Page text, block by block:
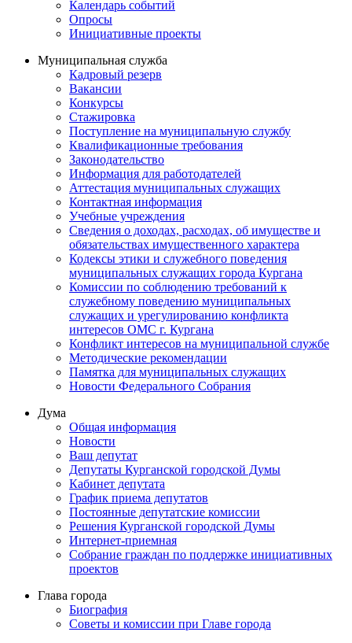
Календарь событий
Опросы
Инициативные проекты
Муниципальная служба
Кадровый резерв
Вакансии
Конкурсы
Стажировка
Поступление на муниципальную службу
Квалификационные требования
Законодательство
Информация для работодателей
Аттестация муниципальных служащих
Контактная информация
Учебные учреждения
Сведения о доходах, расходах, об имуществе и
обязательствах имущественного характера
Кодексы этики и служебного поведения
муниципальных служащих города Кургана
Комиссии по соблюдению требований к
служебному поведению муниципальных
служащих и урегулированию конфликта
интересов ОМС г. Кургана
Конфликт интересов на муниципальной службе
Методические рекомендации
Памятка для муниципальных служащих
Новости Федерального Cобрания
Дума
Общая информация
Новости
Ваш депутат
Депутаты Курганской городской Думы
Кабинет депутата
График приема депутатов
Постоянные депутатские комиссии
Решения Курганской городской Думы
Интернет-приемная
Собрание граждан по поддержке инициативных
проектов
Глава города
Биография
Советы и комиссии при Главе города